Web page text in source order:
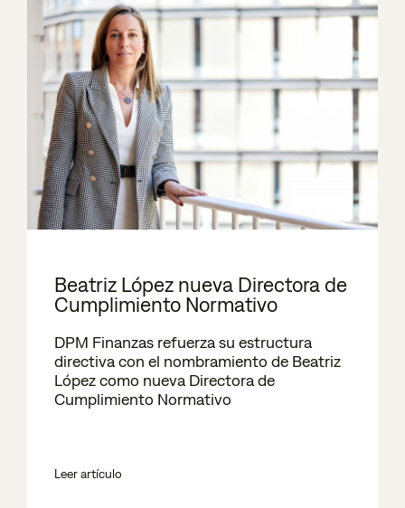
Beatriz López nueva Directora de
Cumplimiento Normativo
DPM Finanzas refuerza su estructura
directiva con el nombramiento de Beatriz
López como nueva Directora de
Cumplimiento Normativo
Leer artículo